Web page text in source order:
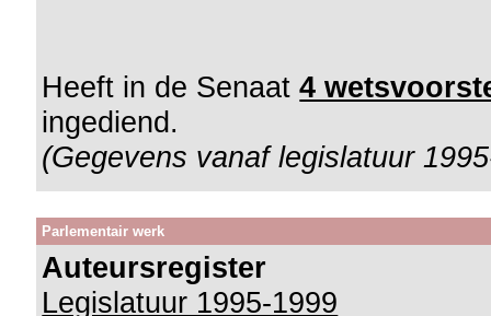
Heeft in de Senaat4
ingediend.
(Gegevens vanaf legislatuur
Parlementair werk
Auteursregister
Legislatuur 1995-1999